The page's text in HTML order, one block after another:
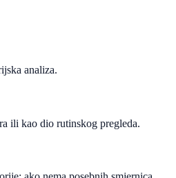
analiza.
ili kao dio rutinskog pregleda.